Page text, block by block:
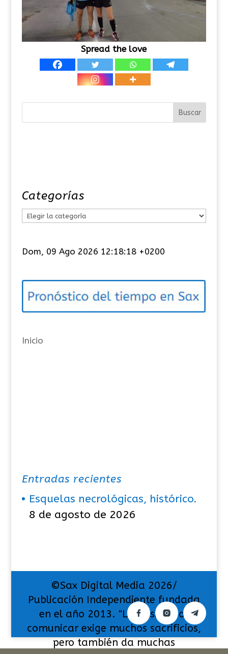
Spread the love
Categorías
e
o
í
s
Dom, 09 Ago 2026 12:18:18 +0200
Inicio
Entradas recientes
Esquelas necrológicas, histórico.
8 de agosto de 2026
©Sax Digital Media 2026/
Publicación Independiente fundada
en el año 2013. "La pasión por
comunicar exige muchos sacrificios,
pero también da muchas